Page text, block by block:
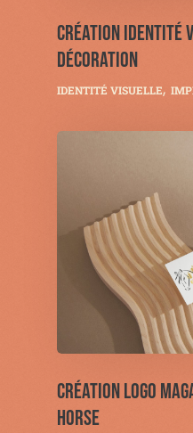
CRÉATION IDENTITÉ
DÉCORATION
IDENTITÉ VISUELLE
CRÉATION LOGO
HORSE